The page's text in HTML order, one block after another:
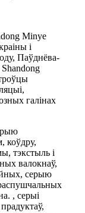
Minye
і
Паўднёва-
галінах
коўдру,
тэкстыль і
валокнаў,
серыю
, серыі